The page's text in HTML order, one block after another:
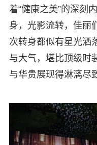
着“健康之美”的深刻
身，光影流转，佳丽
次转身都似有星光洒
与大气，堪比顶级时
与华贵展现得淋漓尽